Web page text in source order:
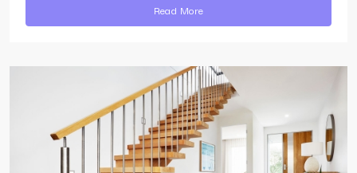
Read More